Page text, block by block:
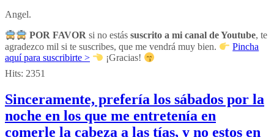
Angel.
POR FAVOR si no estássuscrito a mi canal de Youtube, te
agradezco mil si te suscribes, que me vendrá muy bien.
Pincha
aquí para suscribirte >
¡Gracias!
Hits: 2351
Sinceramente, prefería los sábados por la
noche en los que me entretenía en
comerle la cabeza a las tías, y no estos en